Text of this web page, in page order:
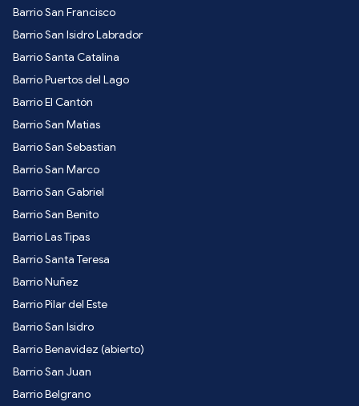
Barrio San Francisco
Barrio San Isidro Labrador
Barrio Santa Catalina
Barrio Puertos del Lago
Barrio El Cantón
Barrio San Matias
Barrio San Sebastian
Barrio San Marco
Barrio San Gabriel
Barrio San Benito
Barrio Las Tipas
Barrio Santa Teresa
Barrio Nuñez
Barrio Pilar del Este
Barrio San Isidro
Barrio Benavidez (abierto)
Barrio San Juan
Barrio Belgrano